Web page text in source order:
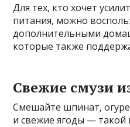
Для тех, кто хочет
питания, можно
дополнительными
которые также
Свежие смузи
Смешайте шпинат,
и свежие ягоды — такой